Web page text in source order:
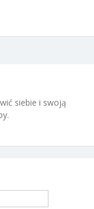
siebie i swoją